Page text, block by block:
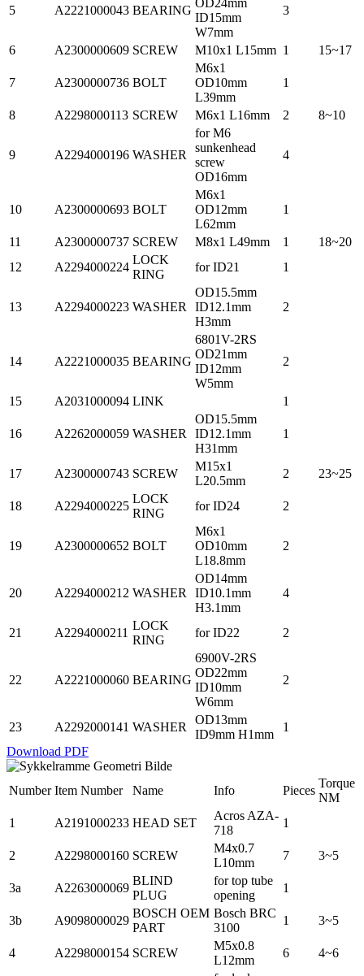
5 A2221000043 BEARING
ID15mm
W7mm
3
6 A2300000609 SCREW M10x1 L15mm 1 15~17
7 A2300000736 BOLT
M6x1
OD10mm
L39mm
1
8 A2298000113 SCREW M6x1 L16mm 2 8~10
9 A2294000196 WASHER
for M6
sunkenhead
screw
OD16mm
4
10 A2300000693 BOLT
M6x1
OD12mm
L62mm
1
11 A2300000737 SCREW M8x1 L49mm 1
18~20
12
A2294000224
LOCK
RING
for ID21 1
13 A2294000223 WASHER
OD15.5mm
ID12.1mm
H3mm
2
14 A2221000035 BEARING
6801V-2RS
OD21mm
ID12mm
W5mm
2
15 A2031000094 LINK 1
16 A2262000059 WASHER
OD15.5mm
ID12.1mm
H31mm
1
17 A2300000743 SCREW
M15x1
L20.5mm
2 23~25
18 A2294000225
LOCK
RING
for ID24 2
19 A2300000652 BOLT
M6x1
OD10mm
L18.8mm
2
20 A2294000212 WASHER
OD14mm
ID10.1mm
H3.1mm
4
21 A2294000211
LOCK
RING
for ID22 2
22 A2221000060 BEARING
6900V-2RS
OD22mm
ID10mm
W6mm
2
23 A2292000141 WASHER
OD13mm
ID9mm H1mm
1
Download PDF
Number Item Number Name Info Pieces
Torque
NM
1
A2191000233 HEAD SET
Acros AZA-
718
1
2 A2298000160 SCREW
M4x0.7
L10mm
7 3~5
3a A2263000069
BLIND
PLUG
for top tube
opening
1
3b A9098000029
BOSCH OEM
PART
Bosch BRC
3100
1 3~5
4 A2298000154 SCREW
M5x0.8
L12mm
6 4~6